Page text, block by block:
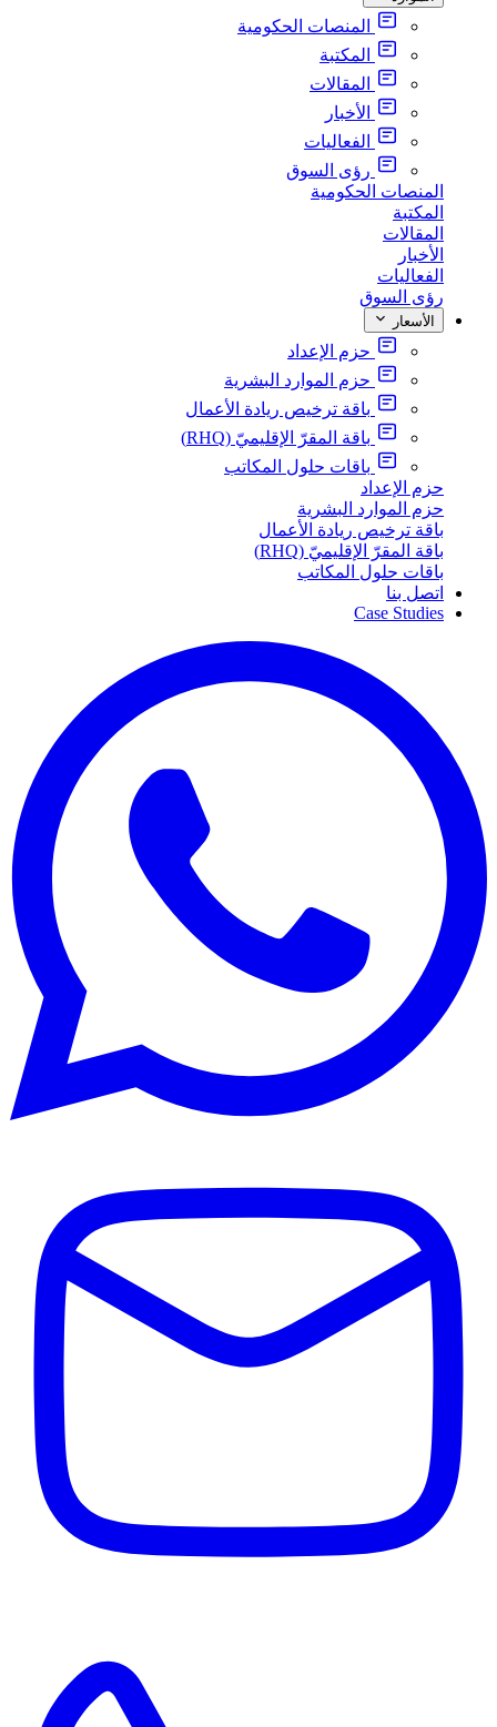
المنصات الحكومية
المكتبة
المقالات
الأخبار
الفعاليات
رؤى السوق
المنصات الحكومية
المكتبة
المقالات
الأخبار
الفعاليات
رؤى السوق
الأسعار
حزم الإعداد
حزم الموارد البشرية
باقة ترخيص ريادة الأعمال
باقة المقرّ الإقليميّ (RHQ)
باقات حلول المكاتب
حزم الإعداد
حزم الموارد البشرية
باقة ترخيص ريادة الأعمال
باقة المقرّ الإقليميّ (RHQ)
باقات حلول المكاتب
اتصل بنا
Case Studies